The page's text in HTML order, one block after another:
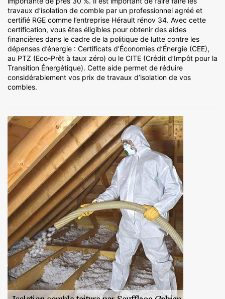
travaux d’isolation de comble par un professionnel agréé et
certifié RGE comme l’entreprise Hérault rénov 34. Avec cette
certification, vous êtes éligibles pour obtenir des aides
financières dans le cadre de la politique de lutte contre les
dépenses d’énergie : Certificats d’Économies d’Énergie (CEE),
au PTZ (Eco-Prêt à taux zéro) ou le CITE (Crédit d’Impôt pour la
Transition Énergétique). Cette aide permet de réduire
considérablement vos prix de travaux d’isolation de vos
combles.